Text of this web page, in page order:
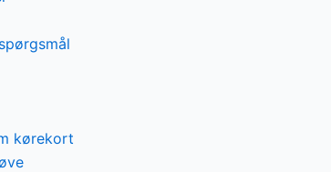
kørekort